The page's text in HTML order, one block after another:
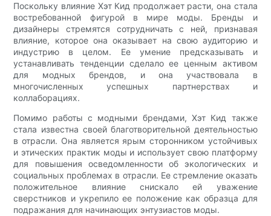
Поскольку влияние Хэт Кид продолжает расти, она стала
востребованной фигурой в мире моды. Бренды и
дизайнеры стремятся сотрудничать с ней, признавая
влияние, которое она оказывает на свою аудиторию и
индустрию в целом. Ее умение предсказывать и
устанавливать тенденции сделало ее ценным активом
для модных брендов, и она участвовала в
многочисленных успешных партнерствах и
коллаборациях.
Помимо работы с модными брендами, Хэт Кид также
стала известна своей благотворительной деятельностью
в отрасли. Она является ярым сторонником устойчивых
и этических практик моды и использует свою платформу
для повышения осведомленности об экологических и
социальных проблемах в отрасли. Ее стремление оказать
положительное влияние снискало ей уважение
сверстников и укрепило ее положение как образца для
подражания для начинающих энтузиастов моды.